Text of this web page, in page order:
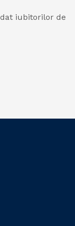
iubitorilor de